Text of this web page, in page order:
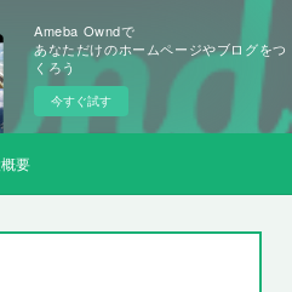
Ameba Owndで
あなただけのホームページやブログをつ
くろう
今すぐ試す
要